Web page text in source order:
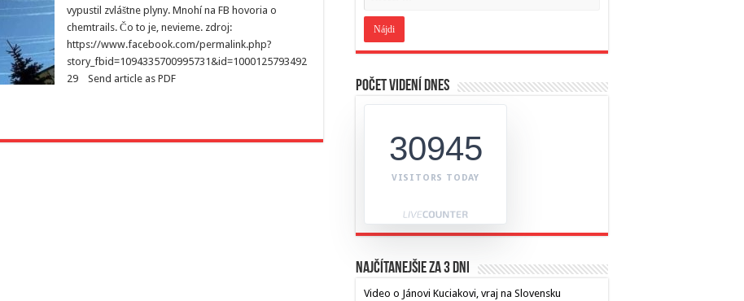
vypustil zvláštne plyny. Mnohí na FB hovoria o
chemtrails. Čo to je, nevieme. zdroj:
https://www.facebook.com/permalink.php?
story_fbid=1094335700995731&id=1000125793492
29 Send article as PDF
Počet videní dnes
30945
VISITORS TODAY
Najčítanejšie za 3 dni
Video o Jánovi Kuciakovi, vraj na Slovensku